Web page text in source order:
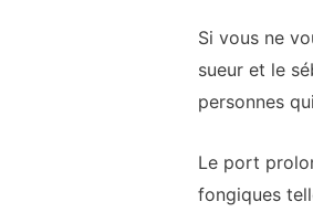
Si vous ne
sueur et le
personnes
Le port
fongiques